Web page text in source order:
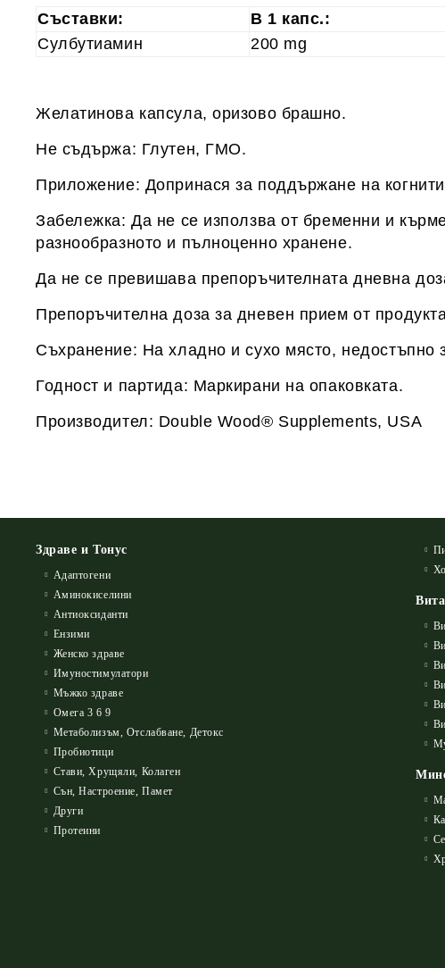
Съставки: В 1 капс.:
Сулбутиамин
200 mg
Желатинова капсула, оризово брашно.
Не съдържа: Глутен, ГМО.
Приложение: Допринася за поддържане на
Забележка: Да не се използва от бременни и
разнообразното и пълноценно хранене.
Да не се превишава препоръчителната дневна
Препоръчителна доза за дневен прием от
Съхранение: На хладно и сухо място, недостъпно
Годност и партида: Маркирани на опаковката.
Производител: Double Wood® Supplements, USA
Здраве и Тонус
Адаптогени
Аминокиселини
Антиоксиданти
Ензими
Женско здраве
Имуностимулатори
Мъжко здраве
Омега 3 6 9
Метаболизъм, Отслабване, Детокс
Пробиотици
Стави, Хрущяли, Колаген
Сън, Настроение, Памет
Други
Протеини